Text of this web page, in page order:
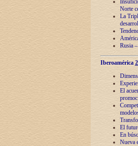
Norte
La
Rusia
Iberoamérica
El
El
En
Nueva